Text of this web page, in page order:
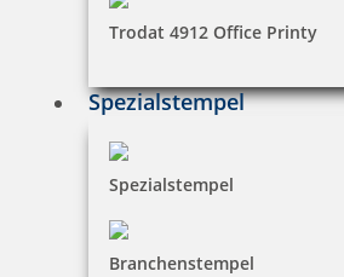
Trodat 4912 Office Printy
Spezialstempel
Spezialstempel
Branchenstempel